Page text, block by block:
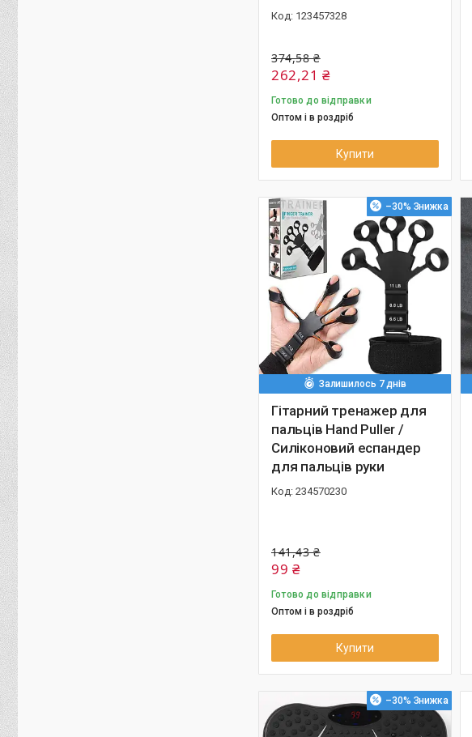
123457328
374,58 ₴
262,21 ₴
Готово до відправки
Оптом і в роздріб
Купити
–30%
Залишилось 7 днів
Гітарний тренажер для
пальців Hand Puller /
Силіконовий еспандер
для пальців руки
234570230
141,43 ₴
99 ₴
Готово до відправки
Оптом і в роздріб
Купити
–30%